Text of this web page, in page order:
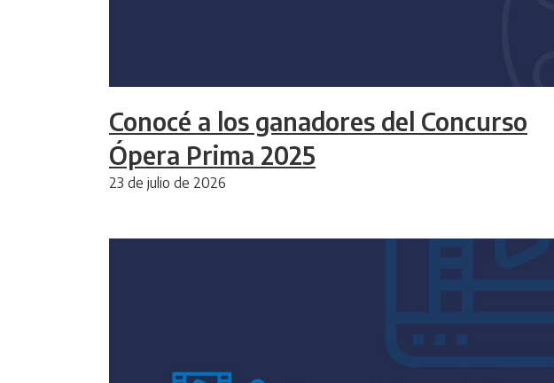
Conocé a los ganadores del Concurso
Ópera Prima 2025
23 de julio de 2026